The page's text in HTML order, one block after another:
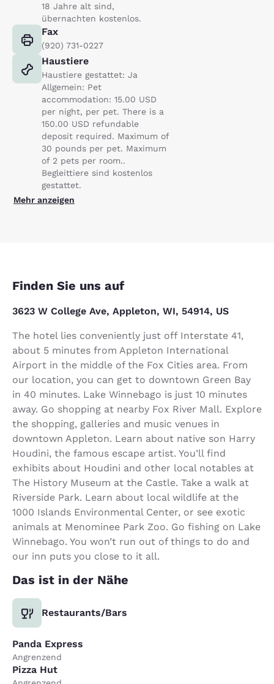
18 Jahre alt sind,
übernachten kostenlos.
Fax
(920) 731-0227
Haustiere
Haustiere gestattet: Ja
Allgemein: Pet
accommodation: 15.00 USD
per night, per pet. There is a
150.00 USD refundable
deposit required. Maximum of
30 pounds per pet. Maximum
of 2 pets per room..
Begleittiere sind kostenlos
gestattet.
Mehr anzeigen
Finden Sie uns auf
3623 W College Ave, Appleton, WI, 54914, US
The hotel lies conveniently just off Interstate 41,
about 5 minutes from Appleton International
Airport in the middle of the Fox Cities area. From
our location, you can get to downtown Green Bay
in 40 minutes. Lake Winnebago is just 10 minutes
away. Go shopping at nearby Fox River Mall. Explore
the shopping, galleries and music venues in
downtown Appleton. Learn about native son Harry
Houdini, the famous escape artist. You’ll find
exhibits about Houdini and other local notables at
The History Museum at the Castle. Take a walk at
Riverside Park. Learn about local wildlife at the
1000 Islands Environmental Center, or see exotic
animals at Menominee Park Zoo. Go fishing on Lake
Winnebago. You won’t run out of things to do and
our inn puts you close to it all.
Das ist in der Nähe
Restaurants/Bars
Panda Express
Angrenzend
Pizza Hut